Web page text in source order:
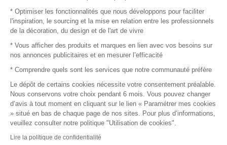
Recrutement
Mentions légales
Conditions commerciales
* Optimiser les fonctionnalités que nous développons pour faciliter
l'inspiration, le sourcing et la mise en relation entre les professionnels
de la décoration, du design et de l'art de vivre
* Vous afficher des produits et marques en lien avec vos besoins sur
nos annonces publicitaires et en mesurer l’efficacité
* Comprendre quels sont les services que notre communauté préfère
Le dépôt de certains cookies nécessite votre consentement préalable.
Nous conservons votre choix pendant 6 mois. Vous pouvez changer
d’avis à tout moment en cliquant sur le lien « Paramétrer mes cookies
» situé en bas de chaque page de nos sites. Pour plus d’informations,
veuillez consulter notre politique "Utilisation de cookies".
Lire la politique de confidentialité